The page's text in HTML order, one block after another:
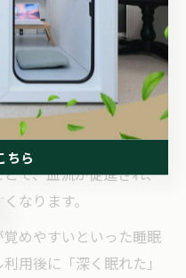
的に取り入れることが大
リラクゼーション効果
にも高いリラクゼーシ
ル内の高気圧環境で酸
で、血流が促進され、
なります。
めやすいといった睡眠
用後に「深く眠れた」
ちら
ちら